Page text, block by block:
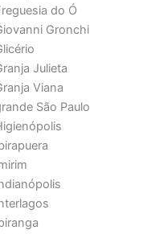
do Ó
Gronchi
Julieta
Viana
São Paulo